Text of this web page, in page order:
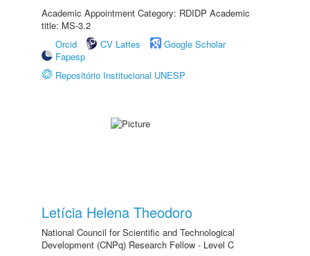
Academic Appointment Category: RDIDP Academic
title: MS-3.2
Orcid
CV Lattes
Google Scholar
Fapesp
Repositório Institucional UNESP
Letícia Helena Theodoro
National Council for Scientific and Technological
Development (CNPq) Research Fellow - Level C